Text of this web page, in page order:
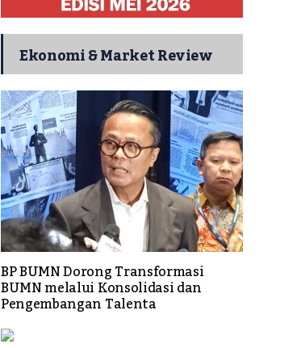
Ekonomi & Market Review
BP BUMN Dorong Transformasi
BUMN melalui Konsolidasi dan
Pengembangan Talenta